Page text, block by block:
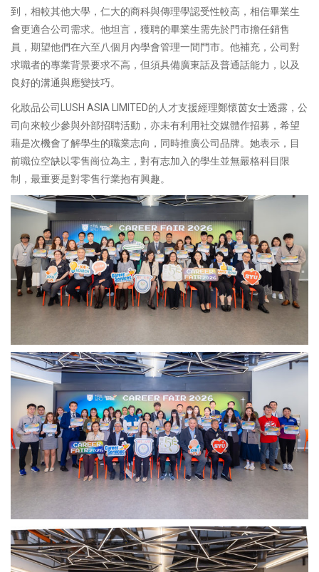
到，相較其他大學，仁大的商科與傳理學認受性較高，相信畢業生
會更適合公司需求。他坦言，獲聘的畢業生需先於門市擔任銷售
員，期望他們在六至八個月內學會管理一間門市。他補充，公司對
求職者的專業背景要求不高，但須具備廣東話及普通話能力，以及
良好的溝通與應變技巧。
化妝品公司LUSH ASIA LIMITED的人才支援經理鄭懷茵女士透露，公
司向來較少參與外部招聘活動，亦未有利用社交媒體作招募，希望
藉是次機會了解學生的職業志向，同時推廣公司品牌。她表示，目
前職位空缺以零售崗位為主，對有志加入的學生並無嚴格科目限
制，最重要是對零售行業抱有興趣。